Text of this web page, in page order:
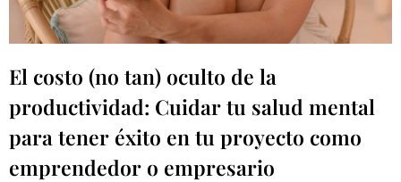
El costo (no tan) oculto de la
productividad: Cuidar tu salud mental
para tener éxito en tu proyecto como
emprendedor o empresario